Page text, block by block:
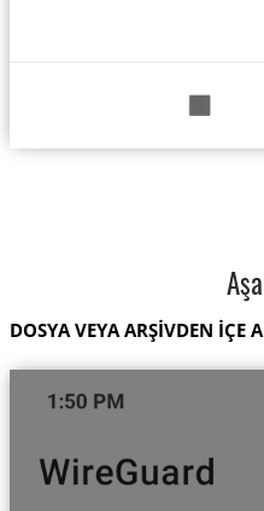
DOSYA VEYA ARŞİVDEN İÇE